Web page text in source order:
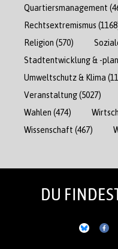
Quartiersmanagement
Rechtsextremismus
Religion (570)
Stadtentwicklung & -
Umweltschutz & Klima
Veranstaltung(5027)
Wahlen (474)
Wissenschaft (467)
DU